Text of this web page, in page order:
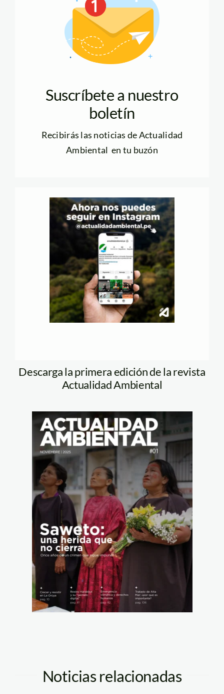
Suscríbete a nuestro
boletín
Recibirás las noticias de Actualidad
Ambiental en tu buzón
Descarga la primera edición de la revista
Actualidad Ambiental
Noticias relacionadas